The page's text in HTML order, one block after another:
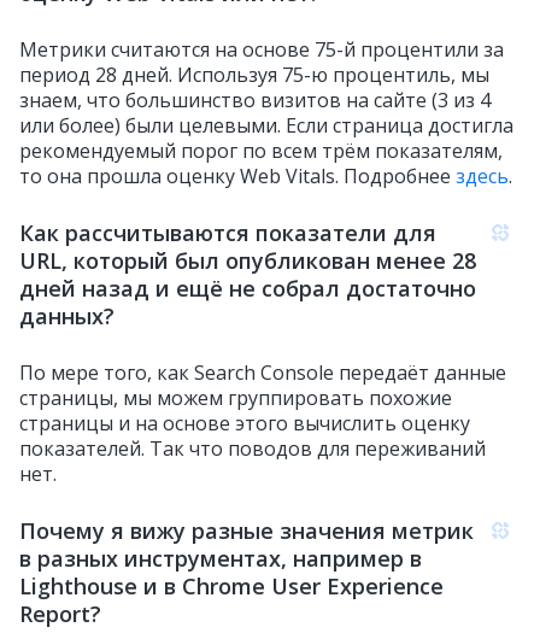
Метрики считаются на основе 75-й процентили за
период 28 дней. Используя 75-ю процентиль, мы
знаем, что большинство визитов на сайте (3 из 4
или более) были целевыми. Если страница достигла
рекомендуемый порог по всем трём показателям,
то она прошла оценку Web Vitals. Подробнее здесь.
Как рассчитываются показатели для
URL, который был опубликован менее 28
дней назад и ещё не собрал достаточно
данных?
По мере того, как Search Console передаёт данные
страницы, мы можем группировать похожие
страницы и на основе этого вычислить оценку
показателей. Так что поводов для переживаний
нет.
Почему я вижу разные значения метрик
в разных инструментах, например в
Lighthouse и в Chrome User Experience
Report?